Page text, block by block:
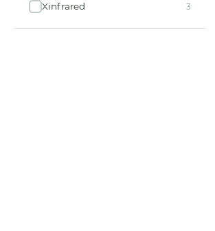
Xinfrared 3